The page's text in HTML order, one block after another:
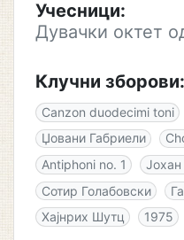
Учесници:
Дувачки октет
Клучни зборови:
Canzon duodecimi toni
Џовани Габриели
Antiphoni no. 1
Јохан
Сотир Голабовски
Хајнрих Шутц
1975